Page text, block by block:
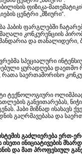
ფიზიკა-
ცენტრი „მზიური“.
ჰაბის ფარგლებში
კონკურენციის
და თანალიდერი,
სპეციალური
ყურადღება
საერთაშორისო
ტექნოლოგიური
განვითარებას,
ჰაბი მიზნად ისახავს
გაღრმავებასა და
გაძლიერება ერთ-
ინიციატივების
და მათ პროფესიულ